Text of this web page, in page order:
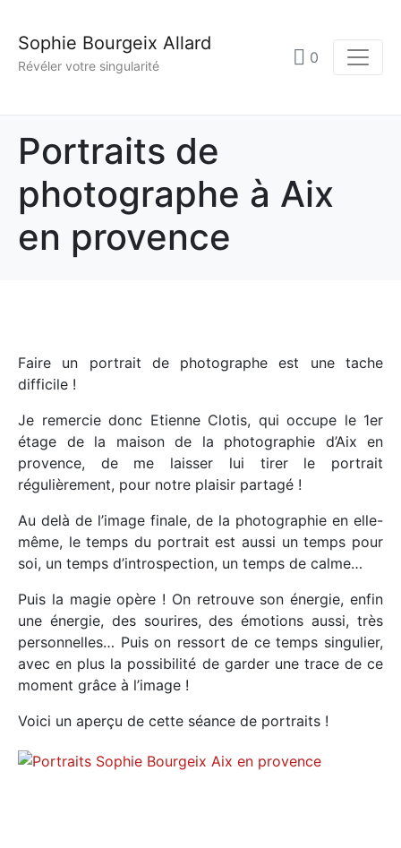
Sophie Bourgeix Allard
Révéler votre singularité 0
Portraits de
photographe à Aix
en provence
Faire un portrait de photographe est une tache
difficile !
Je remercie donc Etienne Clotis, qui occupe le 1er
étage de la maison de la photographie d’Aix en
provence, de me laisser lui tirer le portrait
régulièrement, pour notre plaisir partagé !
Au delà de l’image finale, de la photographie en elle-
même, le temps du portrait est aussi un temps pour
soi, un temps d’introspection, un temps de calme…
Puis la magie opère ! On retrouve son énergie, enfin
une énergie, des sourires, des émotions aussi, très
personnelles… Puis on ressort de ce temps singulier,
avec en plus la possibilité de garder une trace de ce
moment grâce à l’image !
Voici un aperçu de cette séance de portraits !